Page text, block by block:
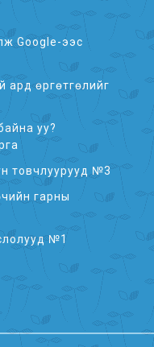
Google-ээс
ард өргөтгөлийг
уу?
товчлуурууд №3
гарны
№1